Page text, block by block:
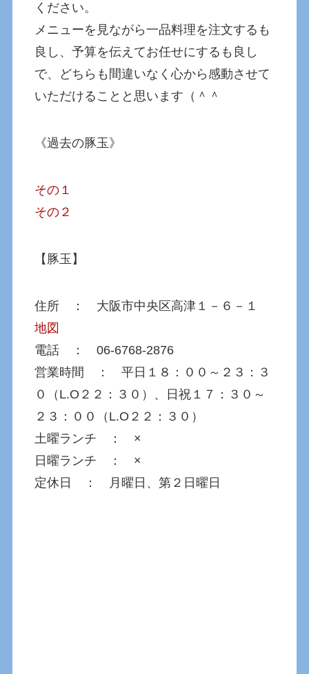
ください。
メニューを見ながら一品料理を注文するも
良し、予算を伝えてお任せにするも良し
で、どちらも間違いなく心から感動させて
いただけることと思います（＾＾
《過去の豚玉》
その１
その２
【豚玉】
住所 ： 大阪市中央区高津１－６－１
地図
電話 ： 06-6768-2876
営業時間 ： 平日１８：００～２３：３
０（L.O２２：３０）、日祝１７：３０～
２３：００（L.O２２：３０）
土曜ランチ ： ×
日曜ランチ ： ×
定休日 ： 月曜日、第２日曜日